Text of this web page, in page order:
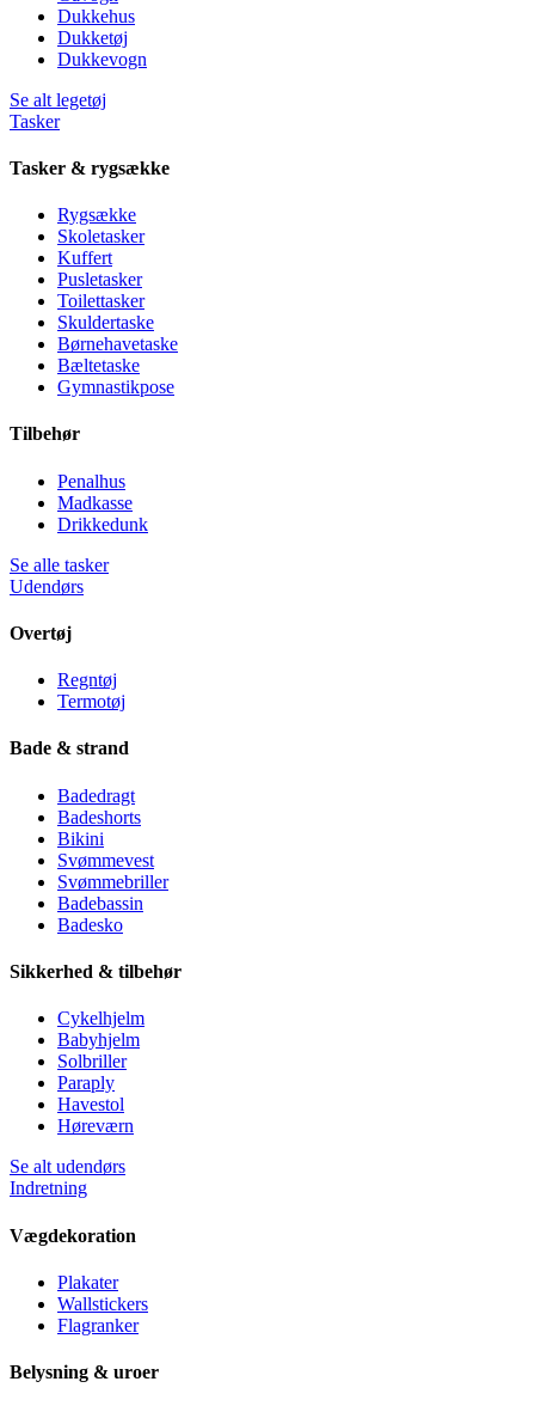
Dukkehus
Dukketøj
Dukkevogn
Se alt legetøj
Tasker
Tasker & rygsække
Rygsække
Skoletasker
Kuffert
Pusletasker
Toilettasker
Skuldertaske
Børnehavetaske
Bæltetaske
Gymnastikpose
Tilbehør
Penalhus
Madkasse
Drikkedunk
Se alle tasker
Udendørs
Overtøj
Regntøj
Termotøj
Bade & strand
Badedragt
Badeshorts
Bikini
Svømmevest
Svømmebriller
Badebassin
Badesko
Sikkerhed & tilbehør
Cykelhjelm
Babyhjelm
Solbriller
Paraply
Havestol
Høreværn
Se alt udendørs
Indretning
Vægdekoration
Plakater
Wallstickers
Flagranker
Belysning & uroer